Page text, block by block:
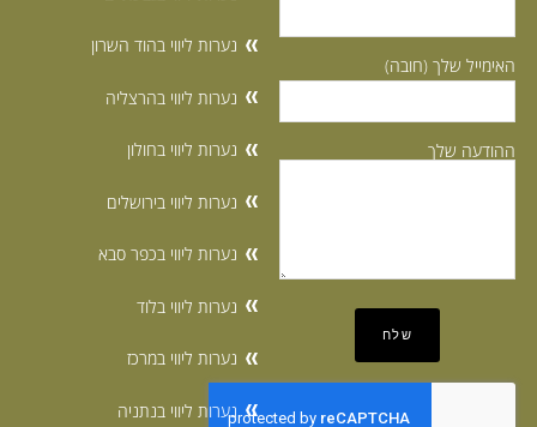
האימייל שלך (חובה)
ההודעה שלך
נערות ליווי בהוד השרון
נערות ליווי בהרצליה
נערות ליווי בחולון
נערות ליווי בירושלים
נערות ליווי בכפר סבא
נערות ליווי בלוד
נערות ליווי במרכז
נערות ליווי בנתניה